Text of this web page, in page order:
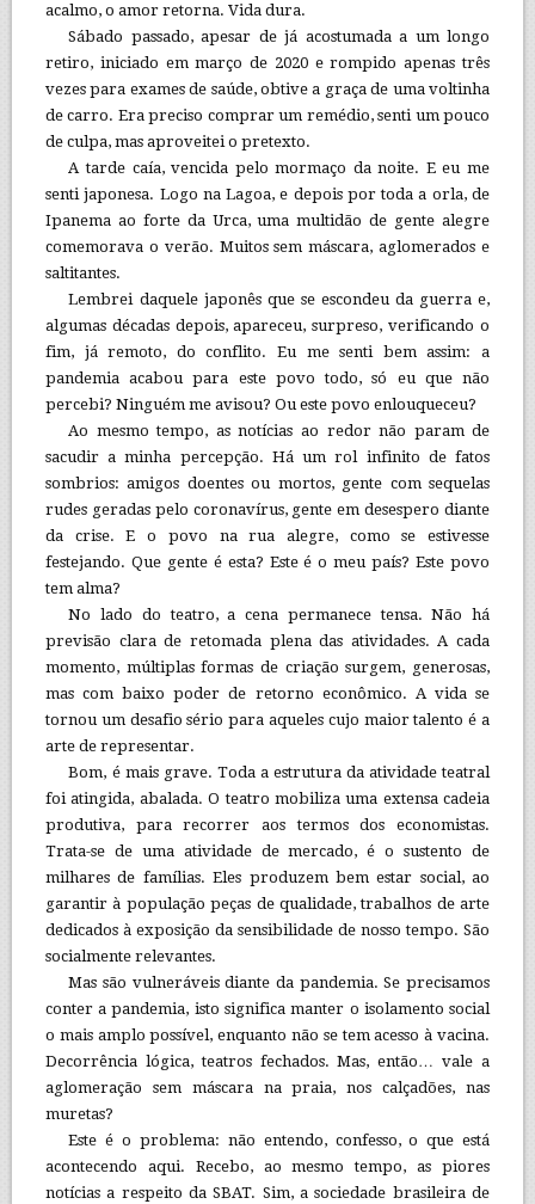
acalmo, o amor retorna. Vida dura.
Sábado passado, apesar de já acostumada a um longo
retiro, iniciado em março de 2020 e rompido apenas três
vezes para exames de saúde, obtive a graça de uma voltinha
de carro. Era preciso comprar um remédio, senti um pouco
de culpa, mas aproveitei o pretexto.
A tarde caía, vencida pelo mormaço da noite. E eu me
senti japonesa. Logo na Lagoa, e depois por toda a orla, de
Ipanema ao forte da Urca, uma multidão de gente alegre
comemorava o verão. Muitos sem máscara, aglomerados e
saltitantes.
Lembrei daquele japonês que se escondeu da guerra e,
algumas décadas depois, apareceu, surpreso, verificando o
fim, já remoto, do conflito. Eu me senti bem assim: a
pandemia acabou para este povo todo, só eu que não
percebi? Ninguém me avisou? Ou este povo enlouqueceu?
Ao mesmo tempo, as notícias ao redor não param de
sacudir a minha percepção. Há um rol infinito de fatos
sombrios: amigos doentes ou mortos, gente com sequelas
rudes geradas pelo coronavírus, gente em desespero diante
da crise. E o povo na rua alegre, como se estivesse
festejando. Que gente é esta? Este é o meu país? Este povo
tem alma?
No lado do teatro, a cena permanece tensa. Não há
previsão clara de retomada plena das atividades. A cada
momento, múltiplas formas de criação surgem, generosas,
mas com baixo poder de retorno econômico. A vida se
tornou um desafio sério para aqueles cujo maior talento é a
arte de representar.
Bom, é mais grave. Toda a estrutura da atividade teatral
foi atingida, abalada. O teatro mobiliza uma extensa cadeia
produtiva, para recorrer aos termos dos economistas.
Trata-se de uma atividade de mercado, é o sustento de
milhares de famílias. Eles produzem bem estar social, ao
garantir à população peças de qualidade, trabalhos de arte
dedicados à exposição da sensibilidade de nosso tempo. São
socialmente relevantes.
Mas são vulneráveis diante da pandemia. Se precisamos
conter a pandemia, isto significa manter o isolamento social
o mais amplo possível, enquanto não se tem acesso à vacina.
Decorrência lógica, teatros fechados. Mas, então… vale a
aglomeração sem máscara na praia, nos calçadões, nas
muretas?
Este é o problema: não entendo, confesso, o que está
acontecendo aqui. Recebo, ao mesmo tempo, as piores
notícias a respeito da SBAT. Sim, a sociedade brasileira de